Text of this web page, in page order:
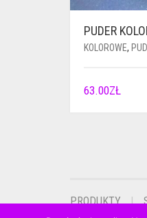
PUDER
KOLOROWE,
63.00ZŁ
PRODUKTY